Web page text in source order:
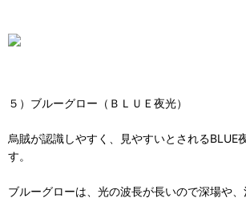
５）ブルーグロー（ＢＬＵＥ夜光）
烏賊が認識しやすく、見やすいとされるBLUE
す。
ブルーグローは、光の波長が長いので深場や